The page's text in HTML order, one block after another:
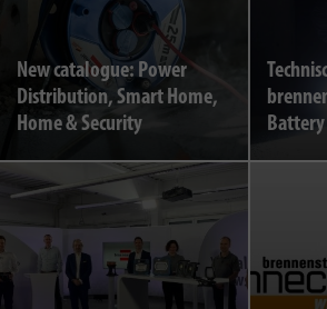
New catalogue: Power
Distribution, Smart Home,
Home & Security
Battery